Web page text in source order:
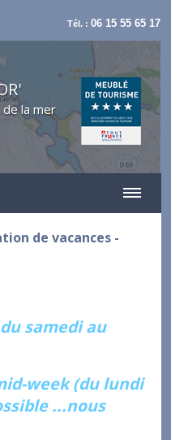
Tél. :06 15 55 65 17
de la mer
de vacances -
samedi au
week (du lundi
...nous